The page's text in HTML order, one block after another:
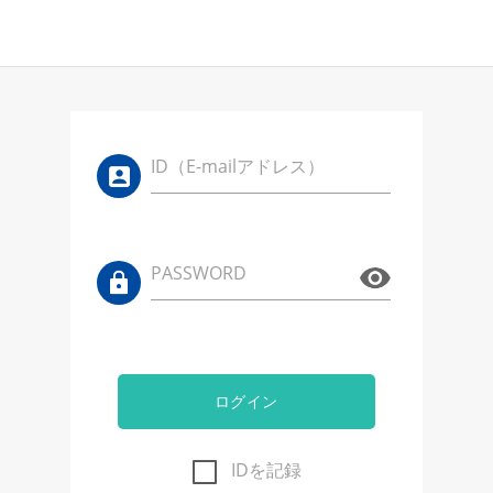
ID（E-mailアドレス）
PASSWORD
ログイン
IDを記録